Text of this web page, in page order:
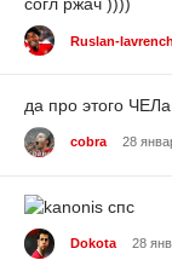
согл ржач ))))
Ruslan-
да про этого
cobra 28
спс
Dokota 28